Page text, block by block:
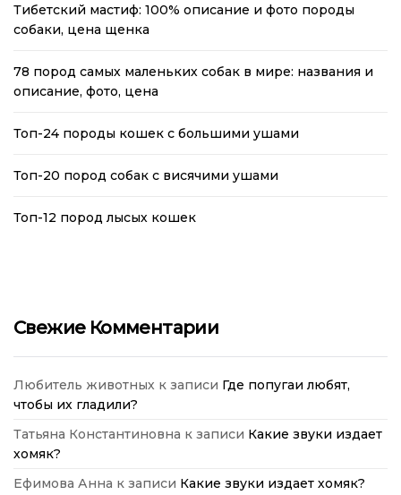
Тибетский мастиф: 100% описание и фото породы
собаки, цена щенка
78 пород самых маленьких собак в мире: названия и
описание, фото, цена
Топ-24 породы кошек с большими ушами
Топ-20 пород собак с висячими ушами
Топ-12 пород лысых кошек
Свежие Комментарии
Любитель животных к записи Где попугаи любят,
чтобы их гладили?
Татьяна Константиновна к записи Какие звуки издает
хомяк?
Ефимова Анна к записи Какие звуки издает хомяк?